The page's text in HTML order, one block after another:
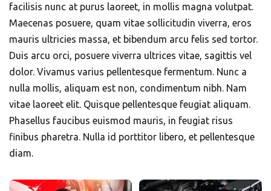
facilisis nunc at purus laoreet, in mollis magna volutpat.
Maecenas posuere, quam vitae sollicitudin viverra, eros
mauris ultricies massa, et bibendum arcu felis sed tortor.
Duis arcu orci, posuere viverra ultrices vitae, sagittis vel
dolor. Vivamus varius pellentesque fermentum. Nunc a
nulla mollis, aliquam est non, condimentum nibh. Nam
vitae laoreet elit. Quisque pellentesque feugiat aliquam.
Phasellus faucibus euismod mauris, in feugiat risus
finibus pharetra. Nulla id porttitor libero, et pellentesque
diam.